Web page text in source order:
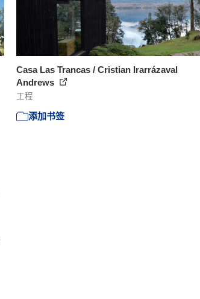
Casa Las Trancas / Cristian Irarrázaval
Andrews
工程
添加书签